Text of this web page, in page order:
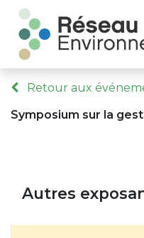
Retour aux
Symposium sur la
Autres